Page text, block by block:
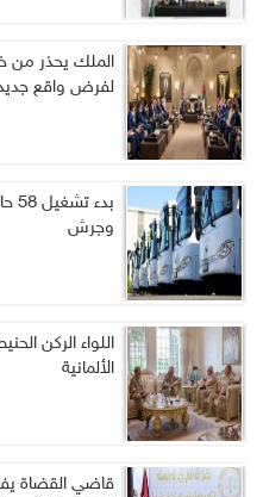
الملك يحذر من
لفرض واقع
وجرش
اللواء الركن
الألمانية
قاضي القضاة